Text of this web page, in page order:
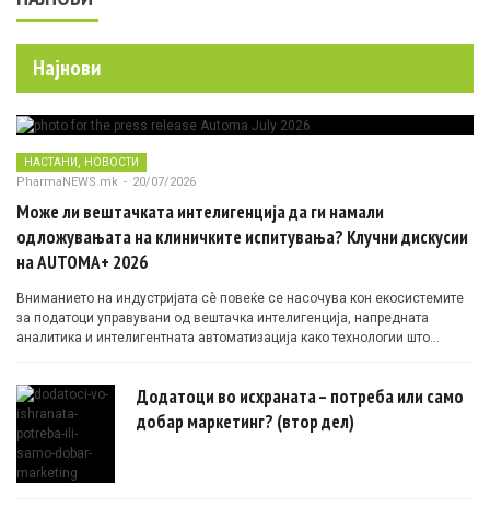
Најнови
НАСТАНИ, НОВОСТИ
PharmaNEWS.mk - 20/07/2026
Може ли вештачката интелигенција да ги намали
одложувањата на клиничките испитувања? Клучни дискусии
на AUTOMA+ 2026
Вниманието на индустријата сè повеќе се насочува кон екосистемите
за податоци управувани од вештачка интелигенција, напредната
аналитика и интелигентната автоматизација како технологии што
Додатоци во исхраната – потреба или само
добар маркетинг? (втор дел)